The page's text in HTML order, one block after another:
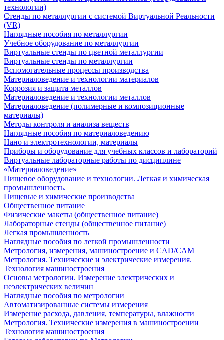
технологии)
Cтенды по металлургии с системой Виртуальной Реальности
(VR)
Наглядные пособия по металлургии
Учебное оборудование по металлургии
Виртуальные стенды по цветной металлургии
Виртуальные стенды по металлургии
Вспомогательные процессы производства
Материаловедение и технологии материалов
Коррозия и защита металлов
Материаловедение и технологии металлов
Материаловедение (полимерные и композиционные
материалы)
Методы контроля и анализа веществ
Наглядные пособия по материаловедению
Нано и электротехнологии, материалы
Приборы и оборудование для учебных классов и лабораторий
Виртуальные лабораторные работы по дисциплине
«Материаловедение»
Пищевое оборудование и технологии. Легкая и химическая
промышленность.
Пищевые и химические производства
Общественное питание
Физические макеты (общественное питание)
Лабораторные стенды (общественное питание)
Легкая промышленность
Наглядные пособия по легкой промышленности
Метрология, измерения, машиностроение и CAD/CAM
Метрология. Технические и электрические измерения.
Технология машиностроения
Основы метрологии. Измерение электрических и
неэлектрических величин
Наглядные пособия по метрологии
Автоматизированные системы измерения
Измерение расхода, давления, температуры, влажности
Метрология. Технические измерения в машиностроении
Технология машиностроения